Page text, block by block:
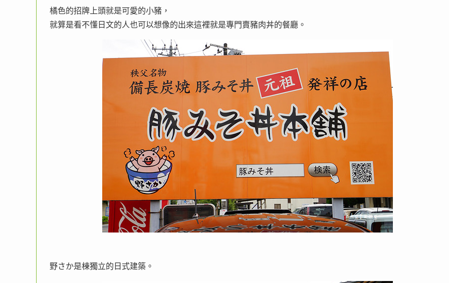
橘色的招牌上頭就是可愛的小豬，
就算是看不懂日文的人也可以想像的出來這裡就是專門賣豬肉丼的餐廳。
野さか是棟獨立的日式建築。